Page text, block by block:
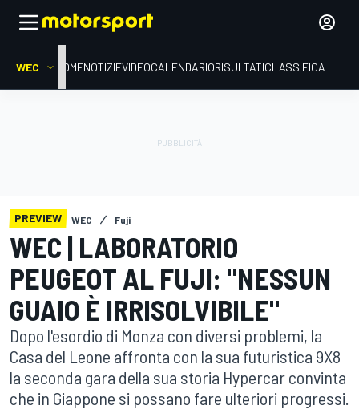
WEC HOMENOTIZIEVIDEOCALENDARIORISULTATICLASSIFICA
PREVIEW WEC Fuji
WEC | LABORATORIO
PEUGEOT AL FUJI: "NESSUN
GUAIO È IRRISOLVIBILE"
Dopo l'esordio di Monza con diversi problemi, la
Casa del Leone affronta con la sua futuristica 9X8
la seconda gara della sua storia Hypercar convinta
che in Giappone si possano fare ulteriori progressi.